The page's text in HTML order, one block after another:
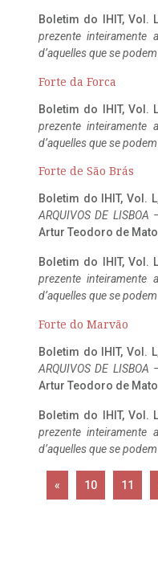
Boletim do IHIT, Vol.
prezente inteiramente
d’aquelles que se
Forte da Forca
Boletim do IHIT, Vol.
prezente inteiramente
d’aquelles que se
Forte de São Brás
Boletim do IHIT, Vol.
ARQUIVOS DE LISBOA
Artur Teodoro de
Boletim do IHIT, Vol.
prezente inteiramente
d’aquelles que se
Forte do Marvão
Boletim do IHIT, Vol.
ARQUIVOS DE LISBOA
Artur Teodoro de
Boletim do IHIT, Vol.
prezente inteiramente
d’aquelles que se
« 10 11